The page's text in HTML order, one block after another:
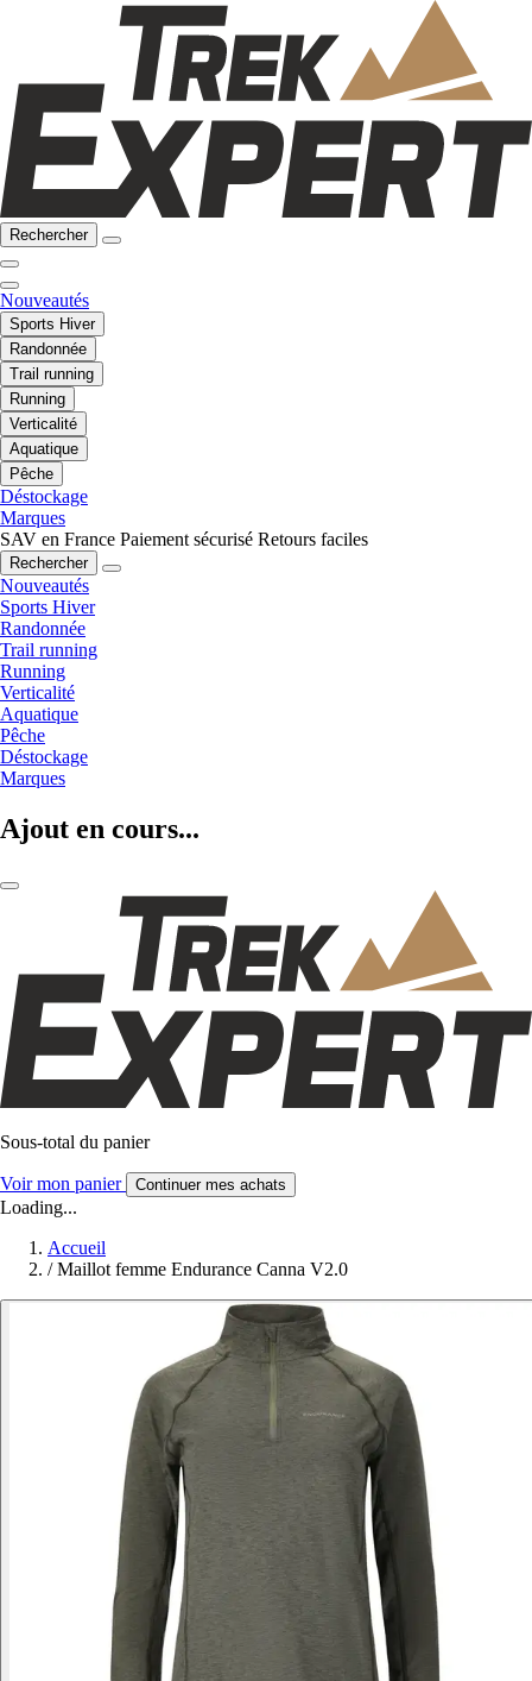
Rechercher
Nouveautés
Sports Hiver
Randonnée
Trail running
Running
Verticalité
Aquatique
Pêche
Déstockage
Marques
SAV en France Paiement sécurisé Retours faciles
Rechercher
Nouveautés
Sports Hiver
Randonnée
Trail running
Running
Verticalité
Aquatique
Pêche
Déstockage
Marques
Ajout en cours...
Sous-total du panier
Voir mon panier Continuer mes achats
Loading...
Accueil
/ Maillot femme Endurance Canna V2.0